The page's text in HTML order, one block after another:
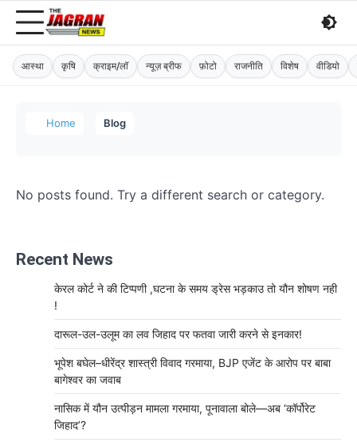
आस्था कृषि क्राइम/लॉ न्यूज़ ब्रीफ फ़ोटो राजनीति विशेष वीडियो
Home Blog
No posts found. Try a different search or category.
Recent News
केरल कोर्ट ने की टिप्पणी ,घटना के समय ड्रेस भड़काउ तो यौन शोषण नही
!
दारूल-उल-उलूम का लव जिहाद पर फतवा जारी करने से इनकार!
भूपेश बघेल–धीरेंद्र शास्त्री विवाद गरमाया, BJP एजेंट के आरोप पर बाबा
बागेश्वर का जवाब
नासिक में यौन उत्पीड़न मामला गरमाया, पूनावाला बोले—अब ‘कॉर्पोरेट
जिहाद’?